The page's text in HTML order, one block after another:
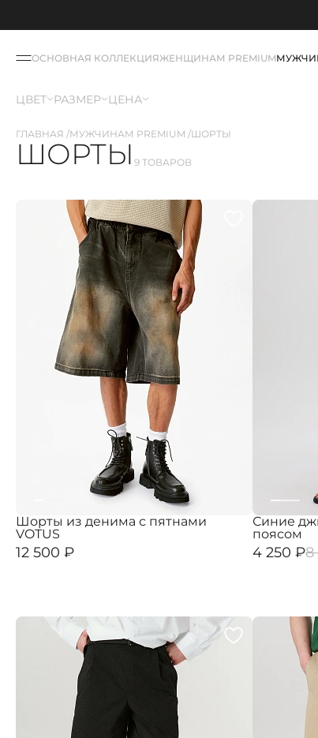
ОСНОВНАЯ КОЛЛЕКЦИЯЖЕНЩИНАМ PREMIUM
ЦВЕТ РАЗМЕР ЦЕНА
ГЛАВНАЯ МУЖЧИНАМ PREMIUM ШОРТЫ
ШОРТЫ 9 ТОВАРОВ
Шорты из денима с пятнами
VOTUS
12 500 ₽
Синие
поясом
4 250 ₽8